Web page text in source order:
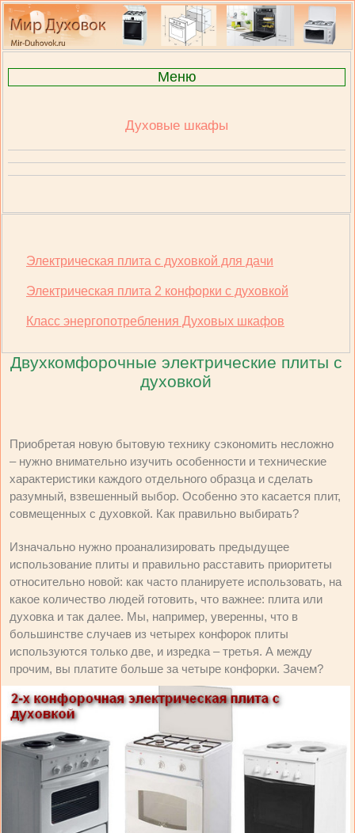
Меню
Духовые шкафы
Электрическая плита с духовкой для дачи
Электрическая плита 2 конфорки с духовкой
Класс энергопотребления Духовых шкафов
Двухкомфорочные электрические плиты с
духовкой
Приобретая новую бытовую технику сэкономить несложно
– нужно внимательно изучить особенности и технические
характеристики каждого отдельного образца и сделать
разумный, взвешенный выбор. Особенно это касается плит,
совмещенных с духовкой. Как правильно выбирать?
Изначально нужно проанализировать предыдущее
использование плиты и правильно расставить приоритеты
относительно новой: как часто планируете использовать, на
какое количество людей готовить, что важнее: плита или
духовка и так далее. Мы, например, уверенны, что в
большинстве случаев из четырех конфорок плиты
используются только две, и изредка – третья. А между
прочим, вы платите больше за четыре конфорки. Зачем?